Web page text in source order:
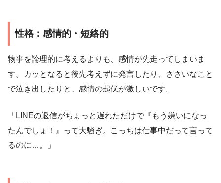
性格：感情的・短絡的
物事を論理的に考えるよりも、感情が先走ってしまいま
す。カッとなると後先考えずに発言したり、ささいなこと
で泣き出したりと、感情の起伏が激しいです。
「LINEの返信がちょっと遅れただけで『もう嫌いになっ
たんでしょ！』って大騒ぎ。こっちは仕事中だって言って
るのに…。」